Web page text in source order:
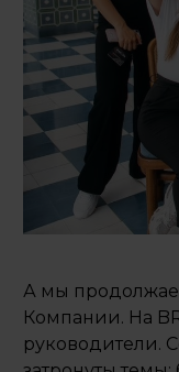
А мы
Компании. На
руководители.